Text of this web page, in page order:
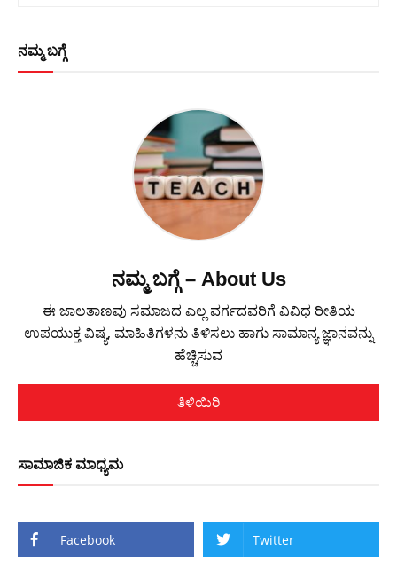
ನಮ್ಮ ಬಗ್ಗೆ
ನಮ್ಮ ಬಗ್ಗೆ – About Us
ಈ ಜಾಲತಾಣವು ಸಮಾಜದ ಎಲ್ಲ ವರ್ಗದವರಿಗೆ ವಿವಿಧ ರೀತಿಯ
ಉಪಯುಕ್ತ ವಿಷ್ಯ, ಮಾಹಿತಿಗಳನು ತಿಳಿಸಲು ಹಾಗು ಸಾಮಾನ್ಯ ಜ್ಞಾನವನ್ನು
ಹೆಚ್ಚಿಸುವ
ತಿಳಿಯಿರಿ
ಸಾಮಾಜಿಕ ಮಾಧ್ಯಮ
Facebook Twitter